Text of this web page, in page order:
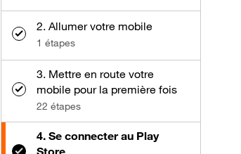
2. Allumer votre mobile
1 étapes
3. Mettre en route votre
mobile pour la première fois
22 étapes
4. Se connecter au Play
Store